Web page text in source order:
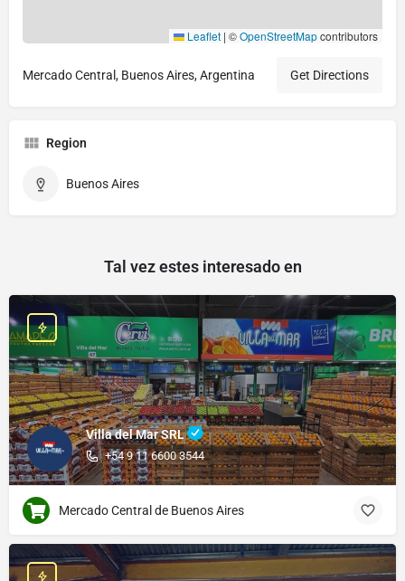
Leaflet | ©OpenStreetMapcontributors
Mercado Central, Buenos Aires, Argentina Get Directions
Region
Buenos Aires
Tal vez estes interesado en
Villa del Mar SRL
+54 9 11 6600 3544
Mercado Central de Buenos Aires